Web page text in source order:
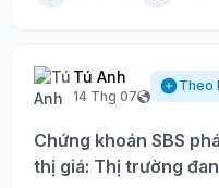
Tú Anh
14 Thg 07
Theo
Chứng khoán SBS
thị giá: Thị trường